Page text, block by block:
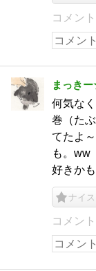
コメン
まっき
何気な
巻（た
てたよ
も。ww
好きかも
ナイス
コメン